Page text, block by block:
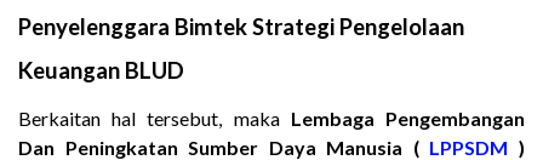
Penyelenggara Bimtek Strategi Pengelolaan
Keuangan BLUD
Berkaitan hal tersebut, maka Lembaga Pengembangan
Dan Peningkatan Sumber Daya Manusia ( LPPSDM )